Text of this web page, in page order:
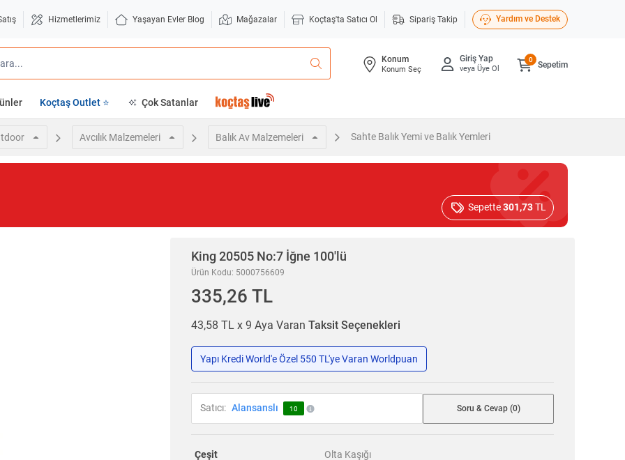
Hizmetlerimiz Yaşayan Evler Blog Mağazalar Koçtaş'ta Satıcı Ol Sipariş Takip Yardım ve Destek
Konum
Konum Seç
Giriş Yap
veya Üye Ol Sepetim
0
Koçtaş Outlet ⭐ Çok Satanlar
Avcılık Malzemeleri Balık Av Malzemeleri Sahte Balık Yemi ve Balık Yemleri
Sepette301,73TL
King 20505 No:7 İğne 100'lü
Ürün Kodu: 5000756609
335,26 TL
43,58 TL x 9 Aya Varan Taksit Seçenekleri
Yapı Kredi World'e Özel 550 TL'ye Varan Worldpuan
Satıcı: Alansanslı 10 Soru & Cevap (0)
Çeşit Olta Kaşığı